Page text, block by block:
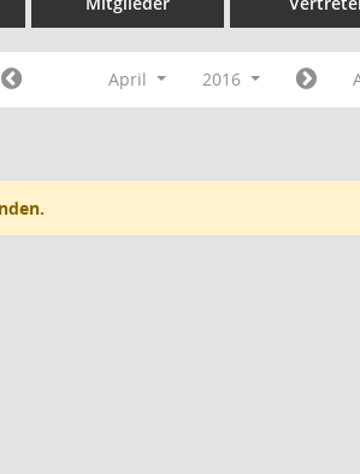
April 2016